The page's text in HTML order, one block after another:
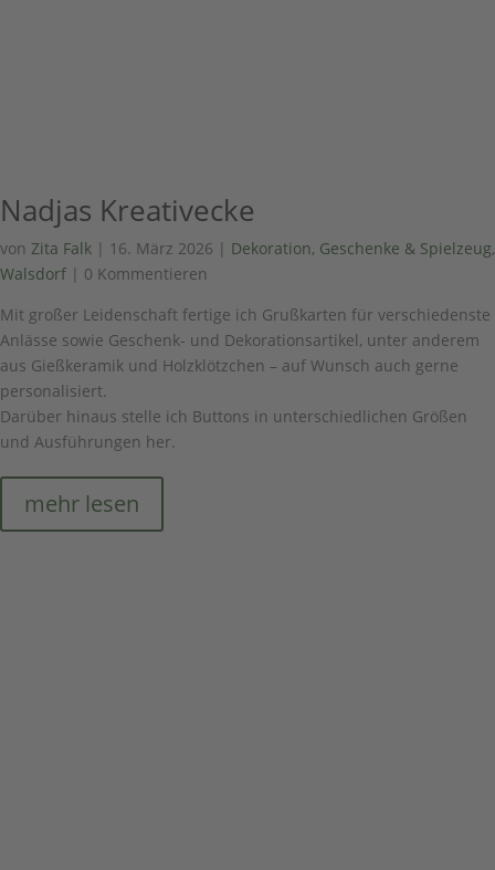
Nadjas Kreativecke
von Zita Falk | 16. März 2026 | Dekoration, Geschenke & Spielzeug,
Walsdorf | 0 Kommentieren
Mit großer Leidenschaft fertige ich Grußkarten für verschiedenste
Anlässe sowie Geschenk- und Dekorationsartikel, unter anderem
aus Gießkeramik und Holzklötzchen – auf Wunsch auch gerne
personalisiert.
Darüber hinaus stelle ich Buttons in unterschiedlichen Größen
und Ausführungen her.
mehr lesen